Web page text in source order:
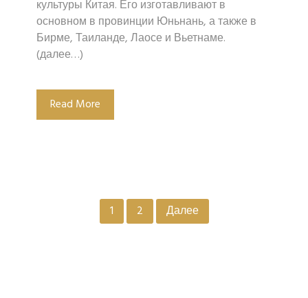
культуры Китая. Его изготавливают в
основном в провинции Юньнань, а также в
Бирме, Таиланде, Лаосе и Вьетнаме.
(далее…)
Read More
Пагинация 1 2 Далее